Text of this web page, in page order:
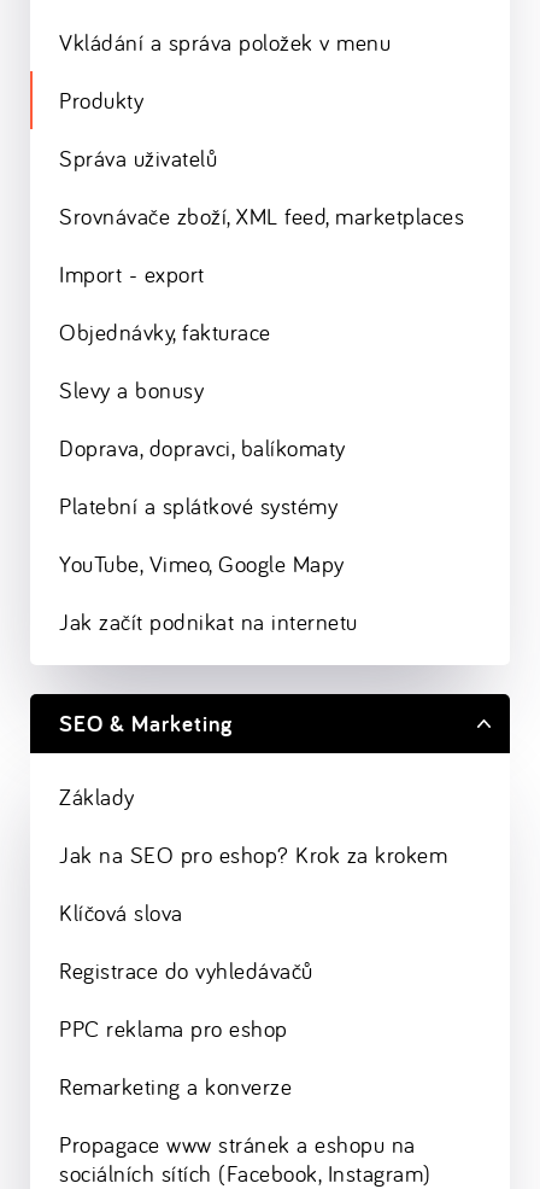
Vkládání a správa položek v menu
Produkty
Správa uživatelů
Srovnávače zboží, XML feed, marketplaces
Import - export
Objednávky, fakturace
Slevy a bonusy
Doprava, dopravci, balíkomaty
Platební a splátkové systémy
YouTube, Vimeo, Google Mapy
Jak začít podnikat na internetu
SEO & Marketing
Základy
Jak na SEO pro eshop? Krok za krokem
Klíčová slova
Registrace do vyhledávačů
PPC reklama pro eshop
Remarketing a konverze
Propagace www stránek a eshopu na
sociálních sítích (Facebook, Instagram)